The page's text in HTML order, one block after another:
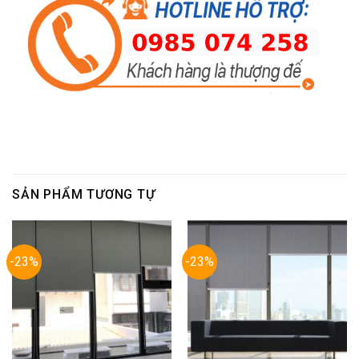
SẢN PHẨM TƯƠNG TỰ
-23% -23%